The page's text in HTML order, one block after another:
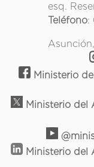
esq.
Teléfono:
Ministerio
Ministerio del
Ministerio del